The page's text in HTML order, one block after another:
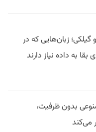
گیلکی؛ زبان‌هایی که در
به داده نیاز دارند
بدون ظرفیت،
می‌کند